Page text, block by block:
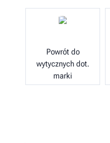
Powrót do
wytycznych dot.
marki